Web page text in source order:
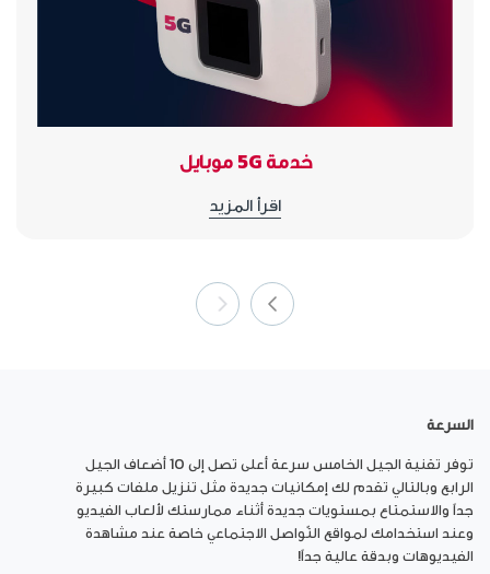
خدمة 5G موبايل
اقرأ المزيد
السرعة
توفر تقنية الجيل الخامس سرعة أعلى تصل إلى 10 أضعاف الجيل
الرابع وبالتالي تقدم لك إمكانيات جديدة مثل تنزيل ملفات كبيرة
جداً والاستمتاع بمستويات جديدة أثناء ممارستك لألعاب الفيديو
وعند استخدامك لمواقع التّواصل الاجتماعي خاصة عند مشاهدة
الفيديوهات وبدقة عالية جداً!